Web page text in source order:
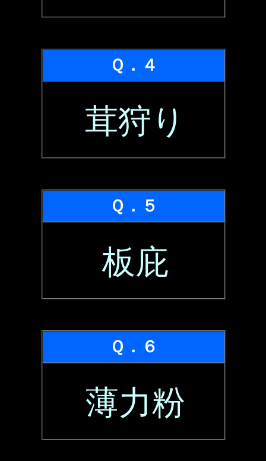
Ｑ．４
茸狩り
Ｑ．５
板庇
Ｑ．６
薄力粉